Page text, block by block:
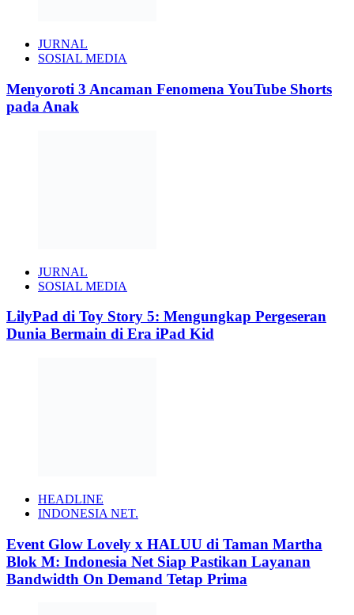
JURNAL
SOSIAL MEDIA
Menyoroti 3 Ancaman Fenomena YouTube Shorts
pada Anak
JURNAL
SOSIAL MEDIA
LilyPad di Toy Story 5: Mengungkap Pergeseran
Dunia Bermain di Era iPad Kid
HEADLINE
INDONESIA NET.
Event Glow Lovely x HALUU di Taman Martha
Blok M: Indonesia Net Siap Pastikan Layanan
Bandwidth On Demand Tetap Prima